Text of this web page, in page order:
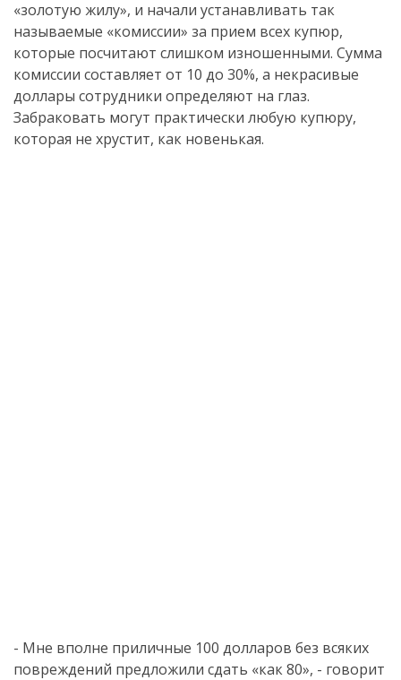
«золотую жилу», и начали устанавливать так
называемые «комиссии» за прием всех купюр,
которые посчитают слишком изношенными. Сумма
комиссии составляет от 10 до 30%, а некрасивые
доллары сотрудники определяют на глаз.
Забраковать могут практически любую купюру,
которая не хрустит, как новенькая.
- Мне вполне приличные 100 долларов без всяких
повреждений предложили сдать «как 80», - говорит